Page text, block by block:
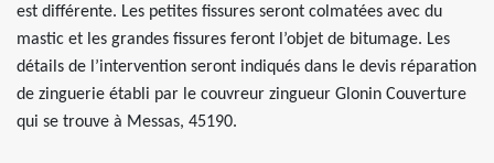
est différente. Les petites fissures seront colmatées avec du
mastic et les grandes fissures feront l’objet de bitumage. Les
détails de l’intervention seront indiqués dans le devis réparation
de zinguerie établi par le couvreur zingueur Glonin Couverture
qui se trouve à Messas, 45190.